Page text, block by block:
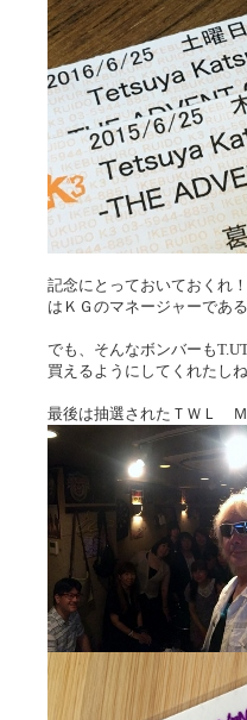
記念にとっておいておく
はＫＧのマネージャーである
でも、そんなボンバーも
買えるようにしてくれた
最後は抽選されたＴＷＬ